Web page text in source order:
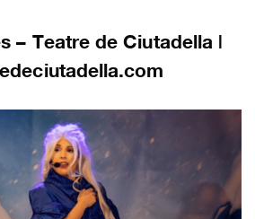
– Teatre de Ciutadella |